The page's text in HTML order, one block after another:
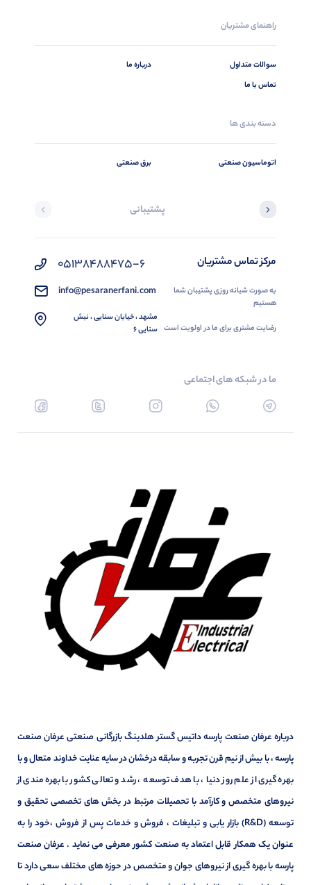
راهنمای مشتریان
سوالات متداول
تماس با ما
درباره ما
دسته بندی ها
اتوماسیون صنعتی برق صنعتی
پشتیبانی
مرکز تماس مشتریان
به صورت شبانه روزی پشتیبان شما
هستیم
رضایت مشتری برای ما در اولویت است
05138488475-6
info@pesaranerfani.com
مشهد ، خیابان سنایی ، نبش
سنایی 6
ما در شبکه های اجتماعی
درباره عرفان صنعت پارسه داتیس گستر هلدینگ بازرگانی صنعتی عرفان صنعت
پارسه ، با بیش از نیم قرن تجربه و سابقه درخشان در سایه عنایت خداوند متعال و با
بهره گیری از علم روز دنیا ، با هدف توسعه ، رشد و تعالی کشور با بهره مندی از
نیروهای متخصص و کارآمد با تحصیلات مرتبط در بخش های تخصصی تحقیق و
توسعه (R&D) بازار یابی و تبلیغات ، فروش و خدمات پس از فروش ،خود را به
عنوان یک همکار قابل اعتماد به صنعت کشور معرفی می نماید . عرفان صنعت
پارسه با بهره گیری از نیروهای جوان و متخصص در حوزه های مختلف سعی دارد تا